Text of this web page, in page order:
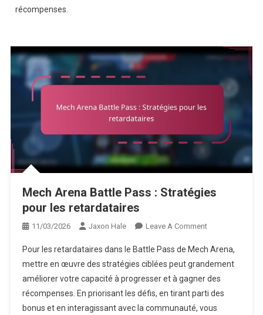
récompenses.
Mech Arena Battle Pass : Stratégies
pour les retardataires
11/03/2026 Jaxon Hale Leave A CommentOn
Arena
Battle
Pass
:
Stratégies
Pour les retardataires dans le Battle Pass de Mech Arena,
mettre en œuvre des stratégies ciblées peut grandement
améliorer votre capacité à progresser et à gagner des
récompenses. En priorisant les défis, en tirant parti des
bonus et en interagissant avec la communauté, vous